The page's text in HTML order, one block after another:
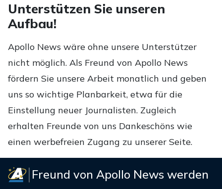
Unterstützen Sie unseren
Aufbau!
Apollo News wäre ohne unsere Unterstützer
nicht möglich. Als Freund von Apollo News
fördern Sie unsere Arbeit monatlich und geben
uns so wichtige Planbarkeit, etwa für die
Einstellung neuer Journalisten. Zugleich
erhalten Freunde von uns Dankeschöns wie
einen werbefreien Zugang zu unserer Seite.
Freund von Apollo News werden